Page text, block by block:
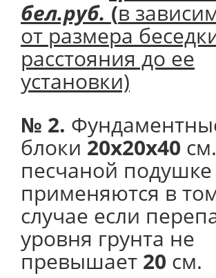
бел.руб. (в
от размера
расстояния до ее
установки)
№ 2.
блоки 20х20х40
песчаной подушке
применяются в
случае если
уровня грунта не
превышает 20 см.